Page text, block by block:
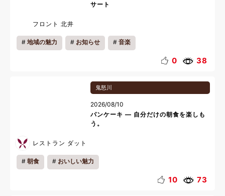
サート
フロント 北井
地域の魅力 お知らせ 音楽
0 38
鬼怒川
2026/08/10
パンケーキ ― 自分だけの朝食を楽しも
う。
レストラン ダット
朝食 おいしい魅力
10 73